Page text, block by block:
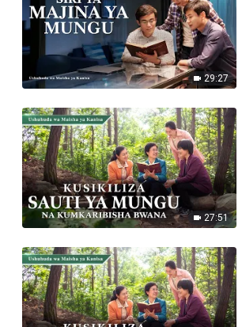
29:27
27:51